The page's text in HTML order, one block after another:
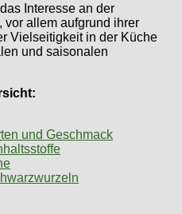
Interesse an der
vor allem aufgrund ihrer
Vielseitigkeit in der Küche
und saisonalen
und Geschmack